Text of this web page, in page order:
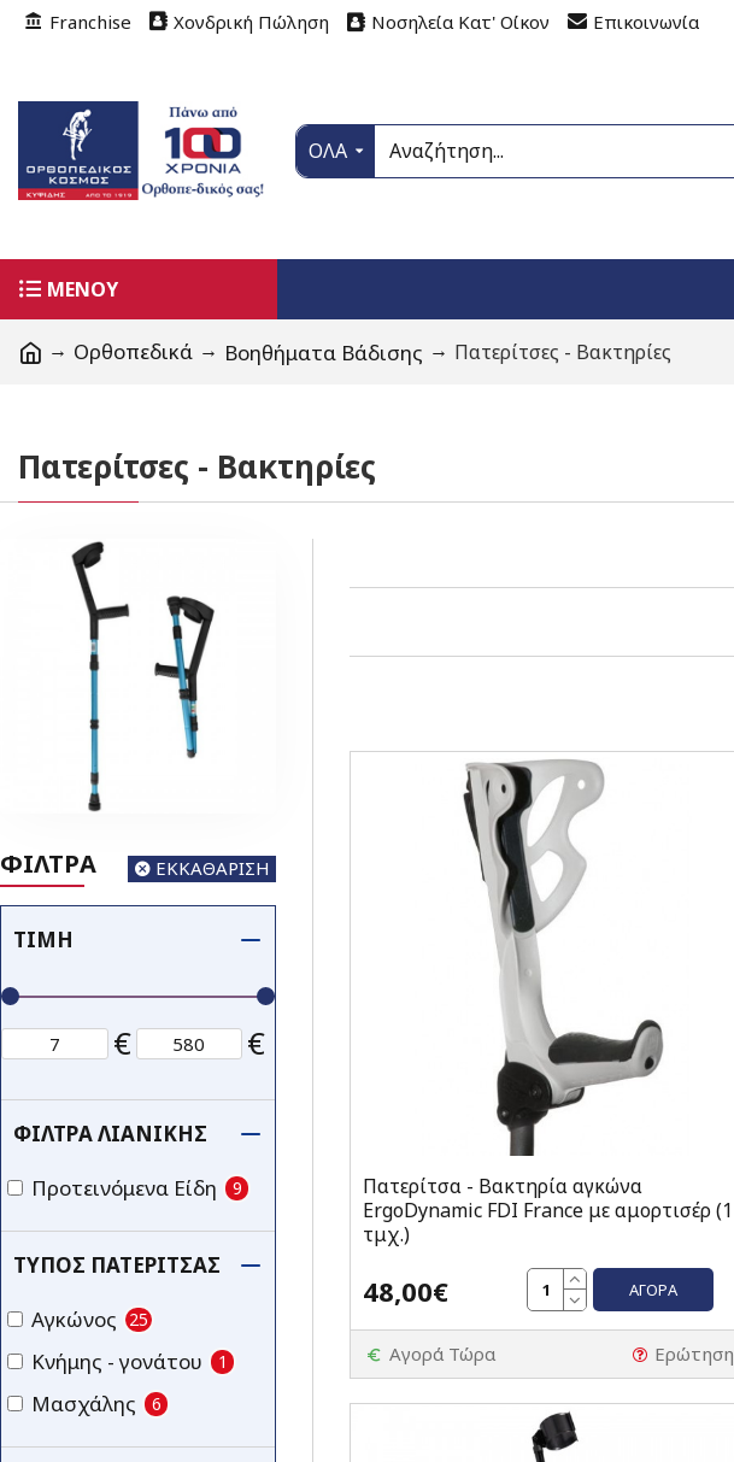
Franchise Χονδρική Πώληση Νοσηλεία Κατ' Οίκον Επικοινωνία
ΟΛΑ
ΜΕΝΟΥ
Ορθοπεδικά Βοηθήματα Βάδισης Πατερίτσες - Βακτηρίες
Πατερίτσες - Βακτηρίες
ΦΙΛΤΡΑ ΕΚΚΑΘΑΡΙΣΗ
ΤΙΜΉ
€ €
ΤΎΠΟΣ ΠΑΤΕΡΊΤΣΑΣ
Αγκώνος 25
Κνήμης - γονάτου 1
Μασχάλης 6
ΦΊΛΤΡΑ ΛΙΑΝΙΚΉΣ
Προτεινόμενα Είδη
9
Πατερίτσα - Βακτηρία αγκώνα
ErgoDynamic FDI France με αμορτισέρ (1
τμχ.)
48,00€ ΑΓΟΡΆ
Αγορά Τώρα Ερώτηση